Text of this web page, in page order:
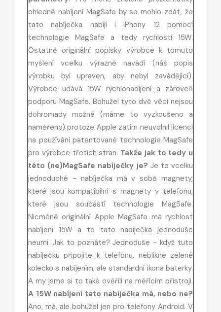
ohledně nabíjení MagSafe by se mohlo zdát, že
tato nabíječka nabíjí i iPhony 12 pomocí
technologie MagSafe a tedy rychlostí 15W.
Ostatně originální popisky výrobce k tomuto
myšlení vcelku výrazně navádí (náš popis
výrobku byl upraven, aby nebyl zavádějící).
Výrobce udává 15W rychlonabíjení a zároveň
podporu MagSafe. Bohužel tyto dvě věci nejsou
dohromady možné (máme to vyzkoušeno a
naměřeno) protože Apple zatím neuvolnil licenci
na používání patentované technologie MagSafe
pro výrobce třetích stran. Takže jak to tedy u
této (ne)MagSafe nabíječky je? Je to vcelku
jednoduché - nabíječka má v sobě magnety,
které jsou kompatibilní s magnety v telefonu,
které jsou součástí technologie MagSafe.
Nicméně originální Apple MagSafe má rychlost
nabíjení 15W a to tato nabíječka jednoduše
neumí. Jak to poznáte? Jednoduše - když tuto
nabíječku připojíte k telefonu, neblikne zelené
kolečko s nabíjením, ale standardní ikona baterky.
A my jsme si to také ověřili na měřícím přístroji.
A 15W nabíjení tato nabíječka má, nebo ne?
Ano, má, ale bohužel jen pro telefony Android. V